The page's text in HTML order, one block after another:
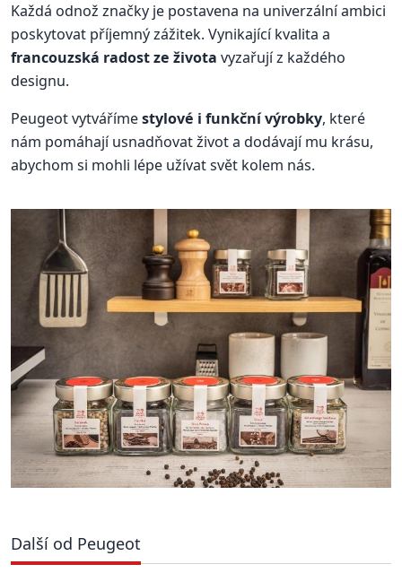
Každá odnož značky je postavena na univerzální ambici
poskytovat příjemný zážitek. Vynikající kvalita a
francouzská radost ze života vyzařují z každého
designu.
Peugeot vytvářímestylové i funkční výrobky, které
nám pomáhají usnadňovat život a dodávají mu krásu,
abychom si mohli lépe užívat svět kolem nás.
Další od Peugeot